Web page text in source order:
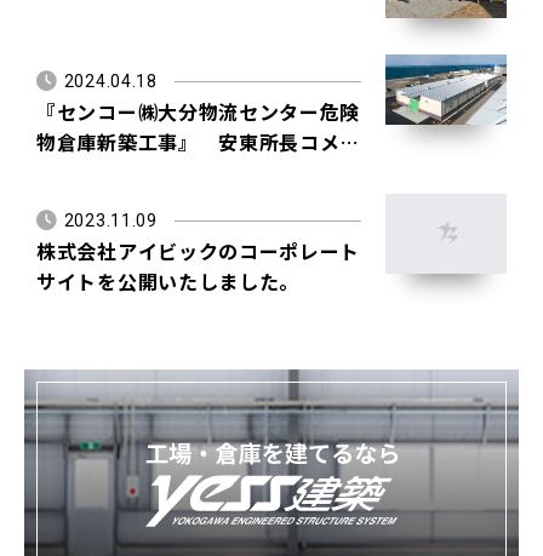
2024.04.18
『センコー㈱大分物流センター危険
物倉庫新築工事』 安東所長コメン
2023.11.09
株式会社アイビックのコーポレート
サイトを公開いたしました。